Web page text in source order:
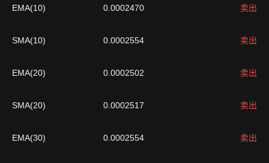
EMA(10) 0.0002470 卖出
SMA(10) 0.0002554 卖出
EMA(20) 0.0002502 卖出
SMA(20) 0.0002517 卖出
EMA(30) 0.0002554 卖出